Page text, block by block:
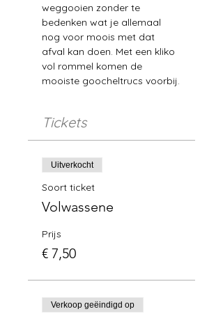
weggooien zonder te
bedenken wat je allemaal
nog voor moois met dat
afval kan doen. Met een kliko
vol rommel komen de
mooiste goocheltrucs voorbij.
Tickets
Uitverkocht
Soort ticket
Volwassene
Prijs
€ 7,50
Verkoop geëindigd op